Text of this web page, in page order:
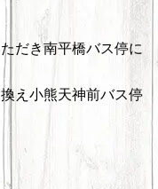
だき南平橋バス停に
え小熊天神前バス停